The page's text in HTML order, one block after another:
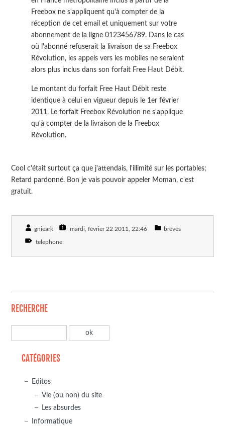
Freebox ne s'appliquent qu'à compter de la
réception de cet email et uniquement sur votre
abonnement de la ligne 0123456789. Dans le cas
où l'abonné refuserait la livraison de sa Freebox
Révolution, les appels vers les mobiles ne seraient
alors plus inclus dans son forfait Free Haut Débit.
Le montant du forfait Free Haut Débit reste
identique à celui en vigueur depuis le 1er février
2011. Le forfait Freebox Révolution ne s'applique
qu'à compter de la livraison de la Freebox
Révolution.
Cool c'était surtout ça que j'attendais, l'illimité sur les portables;
Retard pardonné. Bon je vais pouvoir appeler Moman, c'est
gratuit.
gnieark mardi, février 22 2011 , 22:46 breves
telephone
RECHERCHE
CATÉGORIES
Editos
Vie (ou non) du site
Les absurdes
Informatique